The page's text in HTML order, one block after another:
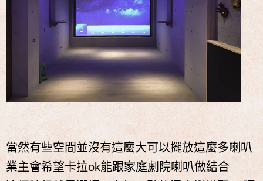
當然有些空間並沒有這麼大可以擺放這麼多喇叭
業主會希望卡拉ok能跟家庭劇院喇叭做結合